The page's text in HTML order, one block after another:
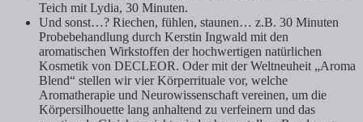
Teich mit Lydia, 30 Minuten.
Und sonst…? Riechen, fühlen, staunen… z.B. 30 Minuten
Probebehandlung durch Kerstin Ingwald mit den
aromatischen Wirkstoffen der hochwertigen natürlichen
Kosmetik von DECLEOR. Oder mit der Weltneuheit „Aroma
Blend“ stellen wir vier Körperrituale vor, welche
Aromatherapie und Neurowissenschaft vereinen, um die
Körpersilhouette lang anhaltend zu verfeinern und das